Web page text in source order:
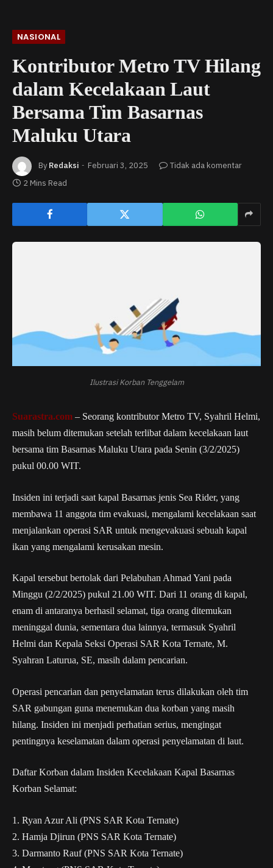
NASIONAL
Kontributor Metro TV Hilang
dalam Kecelakaan Laut
Bersama Tim Basarnas
Maluku Utara
By Redaksi Februari 3, 2025
Tidak ada komentar
2 Mins Read
Ilustrasi Korban Tenggelam
Suarastra.com – Seorang kontributor Metro TV, Syahril Helmi,
masih belum ditemukan setelah terlibat dalam kecelakaan laut
bersama tim Basarnas Maluku Utara pada Senin (3/2/2025)
pukul 00.00 WIT.
Insiden ini terjadi saat kapal Basarnas jenis Sea Rider, yang
membawa 11 anggota tim evakuasi, mengalami kecelakaan saat
menjalankan operasi SAR untuk mengevakuasi sebuah kapal
ikan yang mengalami kerusakan mesin.
Kapal tersebut bertolak dari Pelabuhan Ahmad Yani pada
Minggu (2/2/2025) pukul 21.00 WIT. Dari 11 orang di kapal,
enam di antaranya berhasil selamat, tiga orang ditemukan
meninggal dunia, sementara dua lainnya, termasuk Syahril
Helmi dan Kepala Seksi Operasi SAR Kota Ternate, M.
Syahran Laturua, SE, masih dalam pencarian.
Operasi pencarian dan penyelamatan terus dilakukan oleh tim
SAR gabungan guna menemukan dua korban yang masih
hilang. Insiden ini menjadi perhatian serius, mengingat
pentingnya keselamatan dalam operasi penyelamatan di laut.
Daftar Korban dalam Insiden Kecelakaan Kapal Basarnas
Korban Selamat:
1.⁠ ⁠Ryan Azur Ali (PNS SAR Kota Ternate)
2.⁠ ⁠Hamja Djirun (PNS SAR Kota Ternate)
3.⁠ ⁠Darmanto Rauf (PNS SAR Kota Ternate)